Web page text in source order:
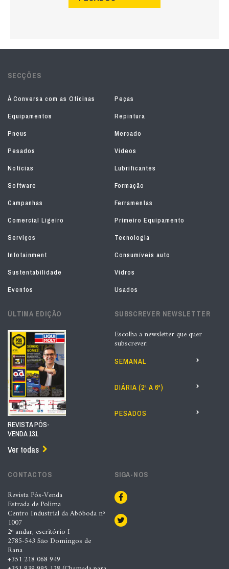
SECÇÕES
À Conversa com as Oficinas
Peças
Equipamentos
Repintura
Pneus
Mercado
Pesados
Vídeos
Notícias
Lubrificantes
Software
Formação
Campanhas
Ferramentas
Comercial Ligeiro
Primeiro Equipamento
Serviços
Tecnologia
Infotainment
Consumíveis auto
Sustentabilidade
Vidros
Eventos
Usados
ÚLTIMA EDIÇÃO
REVISTA PÓS-
VENDA 131
Ver todas
SUBSCREVER NEWSLETTER
Escolha a newsletter que quer
subscrever:
SEMANAL
DIÁRIA (2ª A 6ª)
PESADOS
CONTACTOS
Revista Pós-Venda
Estrada de Polima
Centro Industrial da Abóboda nº
1007
2º andar, escritório I
2785-543 São Domingos de
Rana
+351 218 068 949
SIGA-NOS